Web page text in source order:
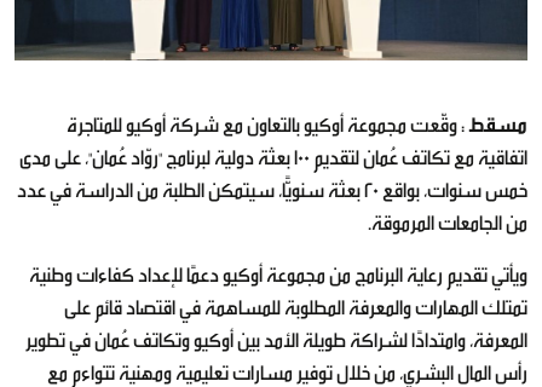
مسقط: وقّعت مجموعة أوكيو بالتعاون مع شركة أوكيو للمتاجرة
اتفاقية مع تكاتف عُمان لتقديم 100 بعثة دولية لبرنامج "روّاد عُمان"، على مدى
خمس سنوات، بواقع 20 بعثة سنويًّا، سيتمكن الطلبة من الدراسة في عدد
من الجامعات المرموقة.
ويأتي تقديم رعاية البرنامج من مجموعة أوكيو دعمًا لإعداد كفاءات وطنية
تمتلك المهارات والمعرفة المطلوبة للمساهمة في اقتصاد قائم على
المعرفة، وامتدادًا لشراكة طويلة الأمد بين أوكيو وتكاتف عُمان في تطوير
رأس المال البشري، من خلال توفير مسارات تعليمية ومهنية تتواءم مع